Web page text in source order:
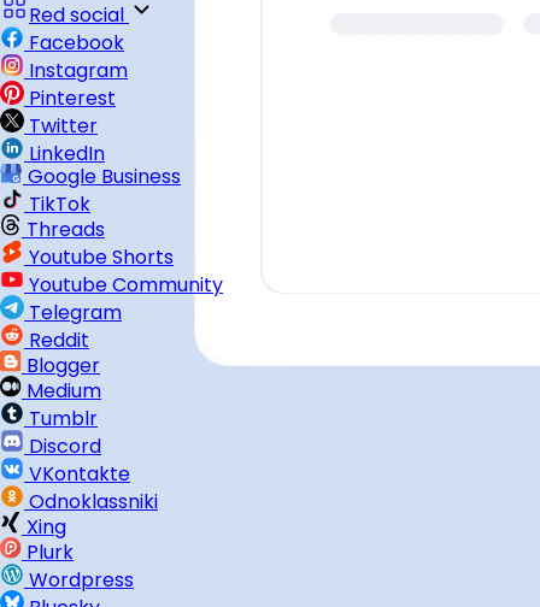
Red social
Facebook
Instagram
Pinterest
Twitter
LinkedIn
Google Business
TikTok
Threads
Youtube Shorts
Youtube Community
Telegram
Reddit
Blogger
Medium
Tumblr
Discord
VKontakte
Odnoklassniki
Xing
Plurk
Wordpress